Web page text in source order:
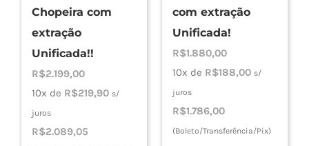
Chopeira com
extração
Unificada!!
R$2.199,00
10x de R$219,90 s/
juros
R$2.089,05
com extração
Unificada!
R$1.880,00
10x de R$188,00 s/
juros
R$1.786,00
(Boleto/Transferência/Pix)